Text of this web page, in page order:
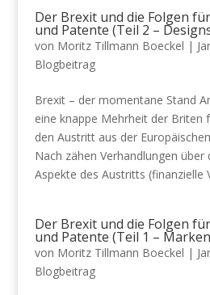
Der Brexit und die Folgen
und Patente (Teil 2 –
von Moritz Tillmann Boeckel |
Blogbeitrag
Brexit – der momentane Stand
eine knappe Mehrheit der Briten
den Austritt aus der
Nach zähen Verhandlungen über
Aspekte des Austritts (finanzielle
Der Brexit und die Folgen
und Patente (Teil 1 –
von Moritz Tillmann Boeckel |
Blogbeitrag